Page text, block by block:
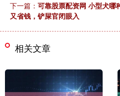
下一篇： 可靠股票配资网 小型犬哪
又省钱，铲屎官闭眼入
相关文章